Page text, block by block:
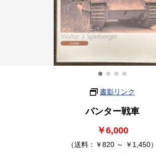
書影リンク
パンター戦車
￥6,000
（送料：￥820 ～ ￥1,450）